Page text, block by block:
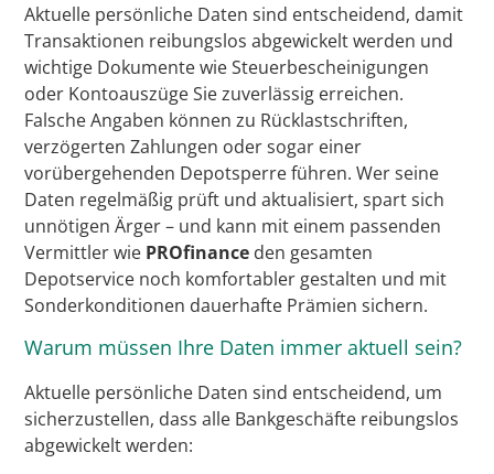
Aktuelle persönliche Daten sind entscheidend, damit
Transaktionen reibungslos abgewickelt werden und
wichtige Dokumente wie Steuerbescheinigungen
oder Kontoauszüge Sie zuverlässig erreichen.
Falsche Angaben können zu Rücklastschriften,
verzögerten Zahlungen oder sogar einer
vorübergehenden Depotsperre führen. Wer seine
Daten regelmäßig prüft und aktualisiert, spart sich
unnötigen Ärger – und kann mit einem passenden
Vermittler wie PROfinance den gesamten
Depotservice noch komfortabler gestalten und mit
Sonderkonditionen dauerhafte Prämien sichern.
Warum müssen Ihre Daten immer aktuell sein?
Aktuelle persönliche Daten sind entscheidend, um
sicherzustellen, dass alle Bankgeschäfte reibungslos
abgewickelt werden: